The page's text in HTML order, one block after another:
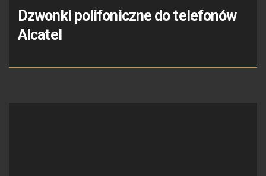
Dzwonki polifoniczne do telefonów
Alcatel